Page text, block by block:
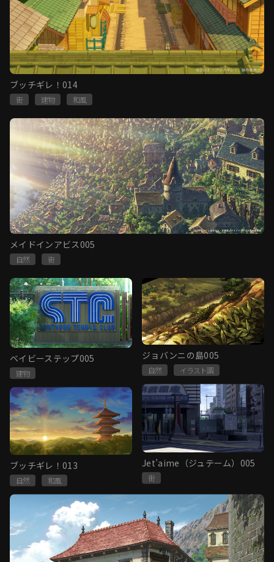
ブッチギレ！014
街 建物 和風
メイドインアビス005
自然 街
ベイビーステップ005
建物
ジョバンニの島005
自然 イラスト調
Jet’aime（ジュテーム）005
街
ブッチギレ！013
自然 和風